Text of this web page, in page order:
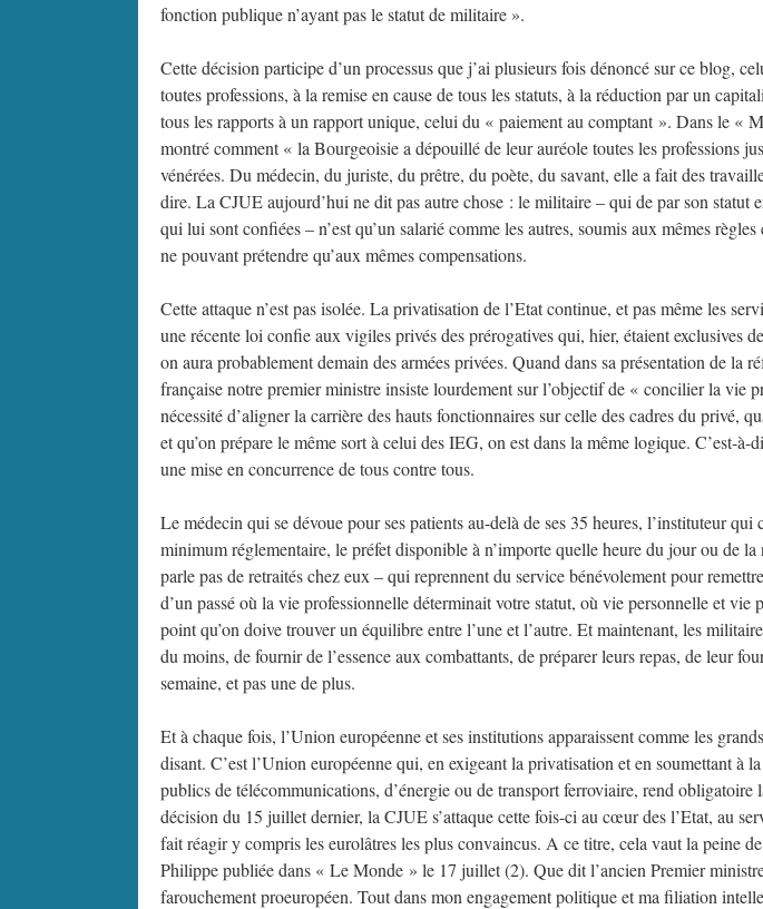
fonction publique n’ayant pas le statut de militaire ».
Cette décision participe d’un processus que j’ai plusieurs fois dénoncé sur ce blog,
toutes professions, à la remise en cause de tous les statuts, à la réduction par un
tous les rapports à un rapport unique, celui du « paiement au comptant ». Dans le «
montré comment « la Bourgeoisie a dépouillé de leur auréole toutes les professions
vénérées. Du médecin, du juriste, du prêtre, du poète, du savant, elle a fait des
dire. La CJUE aujourd’hui ne dit pas autre chose : le militaire – qui de par son statut
qui lui sont confiées – n’est qu’un salarié comme les autres, soumis aux mêmes
ne pouvant prétendre qu’aux mêmes compensations.
Cette attaque n’est pas isolée. La privatisation de l’Etat continue, et pas même les
une récente loi confie aux vigiles privés des prérogatives qui, hier, étaient exclusives
on aura probablement demain des armées privées. Quand dans sa présentation de la
française notre premier ministre insiste lourdement sur l’objectif de « concilier la vie
nécessité d’aligner la carrière des hauts fonctionnaires sur celle des cadres du privé,
et qu’on prépare le même sort à celui des IEG, on est dans la même logique. C’est-
une mise en concurrence de tous contre tous.
Le médecin qui se dévoue pour ses patients au-delà de ses 35 heures, l’instituteur qui
minimum réglementaire, le préfet disponible à n’importe quelle heure du jour ou de
parle pas de retraités chez eux – qui reprennent du service bénévolement pour
d’un passé où la vie professionnelle déterminait votre statut, où vie personnelle et vie
point qu’on doive trouver un équilibre entre l’une et l’autre. Et maintenant, les
du moins, de fournir de l’essence aux combattants, de préparer leurs repas, de leur
semaine, et pas une de plus.
Et à chaque fois, l’Union européenne et ses institutions apparaissent comme les
disant. C’est l’Union européenne qui, en exigeant la privatisation et en soumettant à
publics de télécommunications, d’énergie ou de transport ferroviaire, rend obligatoire
décision du 15 juillet dernier, la CJUE s’attaque cette fois-ci au cœur des l’Etat, au
fait réagir y compris les eurolâtres les plus convaincus. A ce titre, cela vaut la peine
Philippe publiée dans « Le Monde » le 17 juillet (2). Que dit l’ancien Premier
farouchement proeuropéen. Tout dans mon engagement politique et ma filiation